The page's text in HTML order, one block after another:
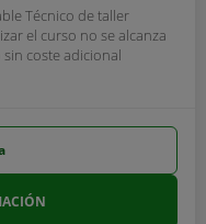
Técnico de taller
el curso no se alcanza
coste adicional